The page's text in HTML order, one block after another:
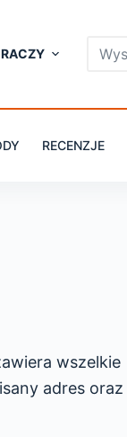
RECENZJE
wszelkie
adres oraz